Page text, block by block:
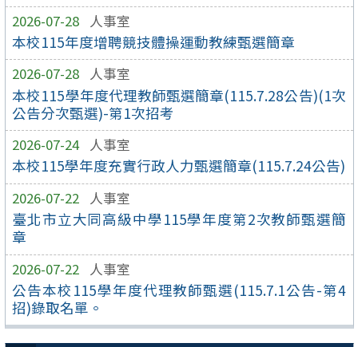
2026-07-28 人事室
本校115年度增聘競技體操運動教練甄選簡章
2026-07-28 人事室
本校115學年度代理教師甄選簡章(115.7.28公告)(1次
公告分次甄選)-第1次招考
2026-07-24 人事室
本校115學年度充實行政人力甄選簡章(115.7.24公告)
2026-07-22 人事室
臺北市立大同高級中學115學年度第2次教師甄選簡
章
2026-07-22 人事室
公告本校115學年度代理教師甄選(115.7.1公告-第4
招)錄取名單。